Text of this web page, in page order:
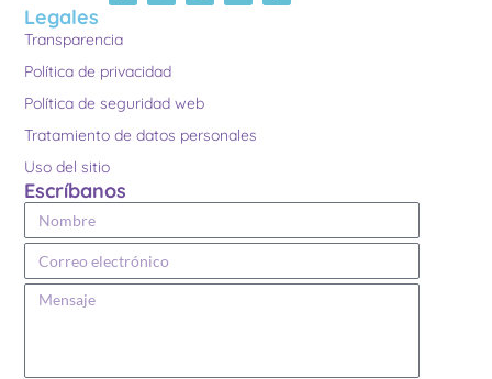
Legales
Transparencia
Política de privacidad
Política de seguridad web
Tratamiento de datos personales
Uso del sitio
Escríbanos